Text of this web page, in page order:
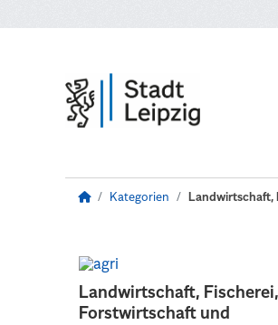
Kategorien Landwirtschaft,
Landwirtschaft, Fischerei,
Forstwirtschaft und